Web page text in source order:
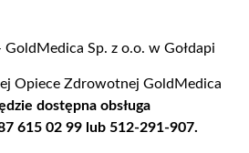
GoldMedica Sp. z o.o. w Gołdapi
Opiece Zdrowotnej GoldMedica
dostępna obsługa
615 02 99 lub 512-291-907.